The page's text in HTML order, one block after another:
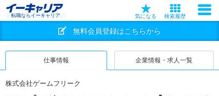
転職ならイーキャリア 気になる 検索履歴
無料会員登録はこちらから
仕事情報 企業情報・求人一覧
株式会社ゲームフリーク